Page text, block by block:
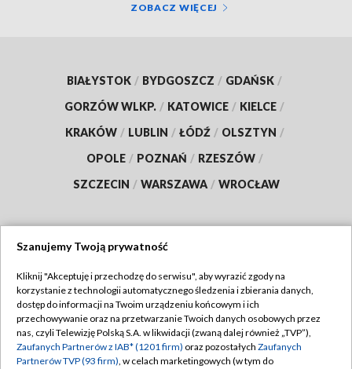
ZOBACZ WIĘCEJ
BIAŁYSTOK / BYDGOSZCZ / GDAŃSK /
GORZÓW WLKP. / KATOWICE / KIELCE /
KRAKÓW / LUBLIN / ŁÓDŹ / OLSZTYN /
OPOLE / POZNAŃ / RZESZÓW /
SZCZECIN / WARSZAWA / WROCŁAW
TVP
Abonament TVP
Emisja w TVP
Regulamin TVP
Polityka prywatności
Szanujemy Twoją prywatność
Kliknij "Akceptuję i przechodzę do serwisu", aby wyrazić zgody na
korzystanie z technologii automatycznego śledzenia i zbierania danych,
dostęp do informacji na Twoim urządzeniu końcowym i ich
przechowywanie oraz na przetwarzanie Twoich danych osobowych przez
nas, czyli Telewizję Polską S.A. w likwidacji (zwaną dalej również „TVP”),
Zaufanych Partnerów z IAB* (1201 firm) oraz pozostałych Zaufanych
Partnerów TVP (93 firm), w celach marketingowych (w tym do